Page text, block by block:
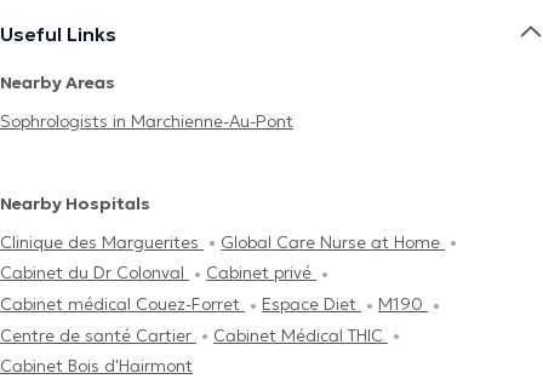
Useful Links
Nearby Areas
Sophrologists in Marchienne-Au-Pont
Nearby Hospitals
Clinique des Marguerites
Global Care Nurse at Home
Cabinet du Dr Colonval
Cabinet privé
Cabinet médical Couez-Forret
Espace Diet
M190
Centre de santé Cartier
Cabinet Médical THIC
Cabinet Bois d'Hairmont